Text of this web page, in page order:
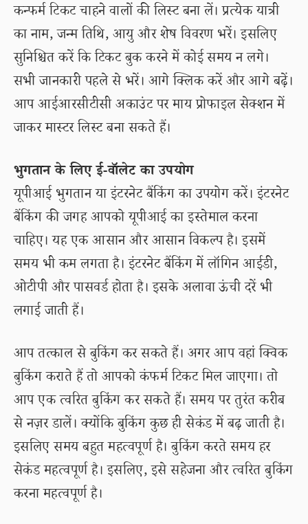
कन्फर्म टिकट चाहने वालों की लिस्ट बना लें। प्रत्येक यात्री
का नाम, जन्म तिथि, आयु और शेष विवरण भरें। इसलिए
सुनिश्चित करें कि टिकट बुक करने में कोई समय न लगे।
सभी जानकारी पहले से भरें। आगे क्लिक करें और आगे बढ़ें।
आप आईआरसीटीसी अकाउंट पर माय प्रोफाइल सेक्शन में
जाकर मास्टर लिस्ट बना सकते हैं।
भुगतान के लिए ई-वॉलेट का उपयोग
यूपीआई भुगतान या इंटरनेट बैंकिंग का उपयोग करें। इंटरनेट
बैंकिंग की जगह आपको यूपीआई का इस्तेमाल करना
चाहिए। यह एक आसान और आसान विकल्प है। इसमें
समय भी कम लगता है। इंटरनेट बैंकिंग में लॉगिन आईडी,
ओटीपी और पासवर्ड होता है। इसके अलावा ऊंची दरें भी
लगाई जाती हैं।
आप तत्काल से बुकिंग कर सकते हैं। अगर आप वहां क्विक
बुकिंग कराते हैं तो आपको कंफर्म टिकट मिल जाएगा। तो
आप एक त्वरित बुकिंग कर सकते हैं। समय पर तुरंत करीब
से नज़र डालें। क्योंकि बुकिंग कुछ ही सेकंड में बढ़ जाती है।
इसलिए समय बहुत महत्वपूर्ण है। बुकिंग करते समय हर
सेकंड महत्वपूर्ण है। इसलिए, इसे सहेजना और त्वरित बुकिंग
करना महत्वपूर्ण है।